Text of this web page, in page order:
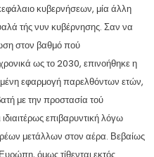
κυβερνήσεων, μία άλλη
τής νυν κυβέρνησης. Σαν να
στον βαθμό πού
ως το 2030, επινοήθηκε η
εφαρμογή παρελθόντων ετών,
με την προστασία τού
επιβαρυντική λόγω
μετάλλων στον αέρα. Βεβαίως